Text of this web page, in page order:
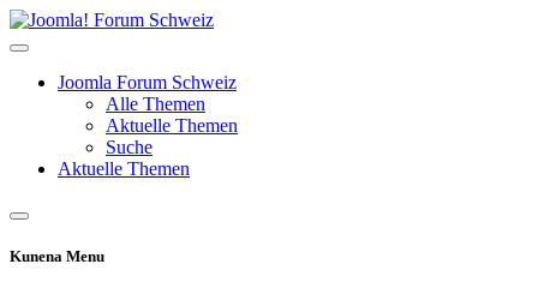
Joomla Forum Schweiz
Alle Themen
Aktuelle Themen
Suche
Aktuelle Themen
Kunena Menu